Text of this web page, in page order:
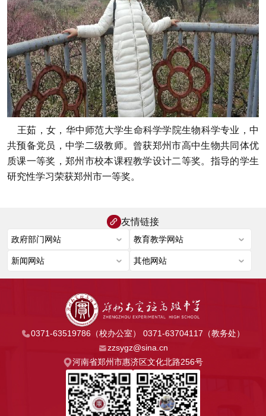
王茹，女，华中师范大学生命科学学院生物科学专业，中
共预备党员，中学二级教师。曾获郑州市高中生物共同体优
质课一等奖，郑州市校本课程教学设计二等奖。指导的学生
研究性学习荣获郑州市一等奖。
友情链接
0371-63519786（校办公室） 0371-63704117（教务处）
zzsygz@sina.cn
河南省郑州市惠济区文化北路256号